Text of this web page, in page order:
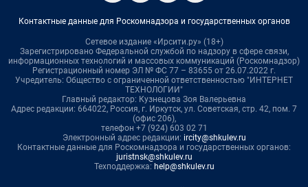
Контактные данные для Роскомнадзора и государственных органов
Сетевое издание «Ирсити.ру» (18+)
Зарегистрировано Федеральной службой по надзору в сфере связи,
информационных технологий и массовых коммуникаций (Роскомнадзор)
Регистрационный номер ЭЛ № ФС 77 – 83655 от 26.07.2022 г.
Учредитель: Общество с ограниченной ответственностью "ИНТЕРНЕТ
ТЕХНОЛОГИИ"
Главный редактор: Кузнецова Зоя Валерьевна
Адрес редакции: 664022, Россия, г. Иркутск, ул. Советская, стр. 42, пом. 7
(офис 206),
телефон +7 (924) 603 02 71
Электронный адрес редакции: ircity@shkulev.ru
Контактные данные для Роскомнадзора и государственных органов:
juristnsk@shkulev.ru
Техподдержка: help@shkulev.ru